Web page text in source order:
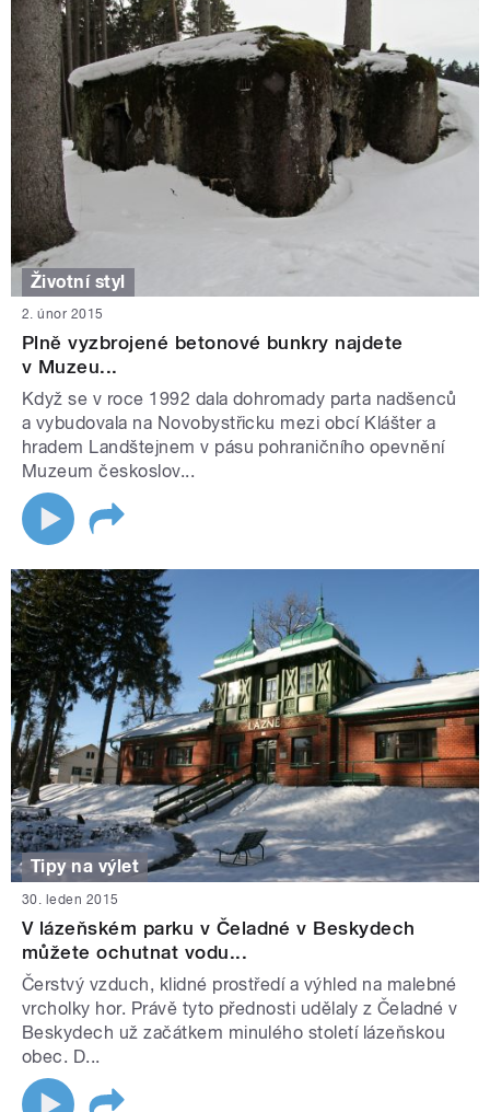
Životní styl
2. únor 2015
Plně vyzbrojené betonové bunkry najdete
v Muzeu...
Když se v roce 1992 dala dohromady parta nadšenců
a vybudovala na Novobystřicku mezi obcí Klášter a
hradem Landštejnem v pásu pohraničního opevnění
Muzeum českoslov...
Tipy na výlet
30. leden 2015
V lázeňském parku v Čeladné v Beskydech
můžete ochutnat vodu...
Čerstvý vzduch, klidné prostředí a výhled na malebné
vrcholky hor. Právě tyto přednosti udělaly z Čeladné v
Beskydech už začátkem minulého století lázeňskou
obec. D...